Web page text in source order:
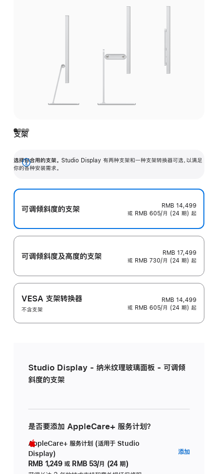
支架
选择你合用的支架。 Studio Display 有两种支架和一种支架转换器可选，以满足
你的各种安装需求。
展
可调倾斜度的支架
RMB 14,499
或 RMB 605/月 (24 期) 起
可调倾斜度及高‍度的支‍架
RMB 17,499
或 RMB 730/月 (24 期) 起
VESA 支架转换器
不含支架
RMB 14,499
或 RMB 605/月 (24 期) 起
Studio Display - 纳米纹理玻璃面板 - 可调倾
斜度的支架
是否要添加 AppleCare+ 服务计划？
AppleCare+ 服务计划 (适用于 Studio
Display)
RMB 1,249 或 RMB 53/月 (24 期)
添加